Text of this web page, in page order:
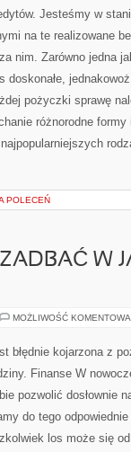
Jesteśmy w
na te realizowane
nim. Zarówno jedna
doskonałe,
pożyczki sprawę
różnorodne
POLECEŃ
W
MOŻLIWOŚĆ
błędnie kojarzona z
Finanse W
pozwolić dosłownie
do tego
los może się